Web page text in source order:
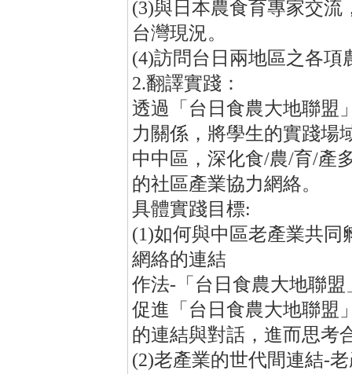
(3)與日本農食育專家交
台灣現況。
(4)訪問台日兩地區之各
2.翻譯實踐：
透過「台日食農大地聯盟
力關係，將學生的實踐場
中中區，深化食/農/育/產
的社區產業協力網絡。
具體實踐目標:
(1)如何與中區老產業共
網絡的連結
作法-「台日食農大地聯
促進「台日食農大地聯盟
的連結與對話，進而思考
(2)老產業的世代間連結-